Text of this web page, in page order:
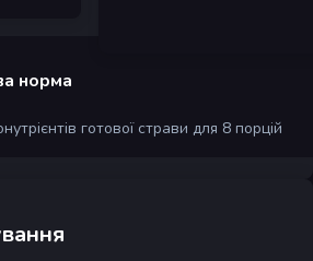
норма
готової страви для 8 порцій